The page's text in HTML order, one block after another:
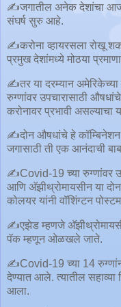
✍जगातील अनेक देशांचा आज
संघर्ष सुरु आहे.
✍करोना व्हायरसला रोखू
प्रमुख देशांमध्ये मोठया
✍तर या दरम्यान
रुग्णांवर उपचारासाठी
करोनावर प्रभावी असल्याचा
✍दोन औषधांचे हे कॉम्बिनेशन
जगासाठी ती एक आनंदाची
✍Covid-19 च्या रुग्णांवर
आणि अ‍ॅझीथ्रोमायसीन या
कोलयर यांनी वॉशिंग्टन
✍एझेड म्हणजे
पॅक म्हणून ओळखले जाते.
✍Covid-19 च्या 14
देण्यात आले. त्यातील सहाव्या
आला.